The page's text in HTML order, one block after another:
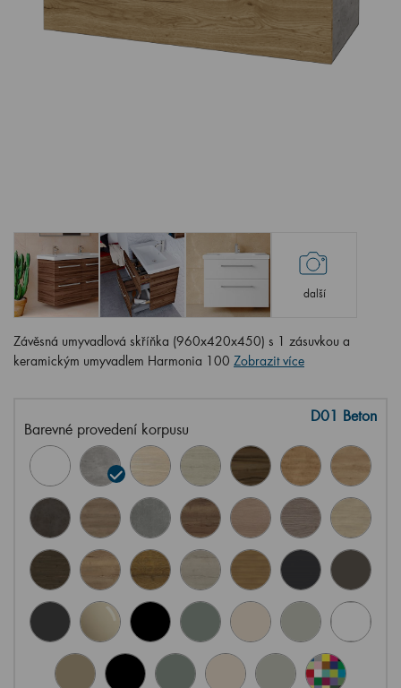
další
Závěsná umyvadlová skříňka (960x420x450) s 1 zásuvkou a
keramickým umyvadlem Harmonia 100 Zobrazit více
Barevné provedení korpusu
D01 Beton